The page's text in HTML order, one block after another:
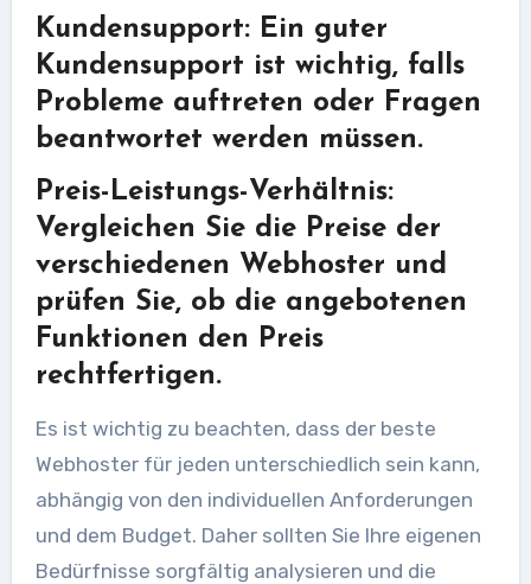
Kundensupport: Ein guter
Kundensupport ist wichtig, falls
Probleme auftreten oder Fragen
beantwortet werden müssen.
Preis-Leistungs-Verhältnis:
Vergleichen Sie die Preise der
verschiedenen Webhoster und
prüfen Sie, ob die angebotenen
Funktionen den Preis
rechtfertigen.
Es ist wichtig zu beachten, dass der beste
Webhoster für jeden unterschiedlich sein kann,
abhängig von den individuellen Anforderungen
und dem Budget. Daher sollten Sie Ihre eigenen
Bedürfnisse sorgfältig analysieren und die